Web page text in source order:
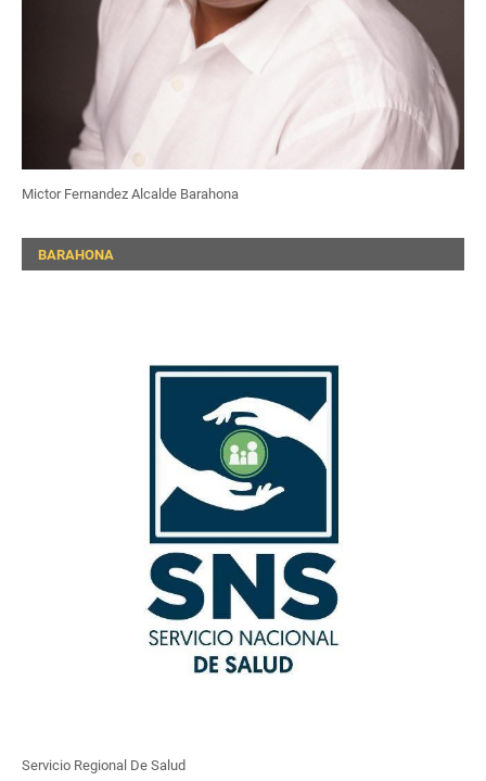
Mictor Fernandez Alcalde Barahona
BARAHONA
Servicio Regional De Salud